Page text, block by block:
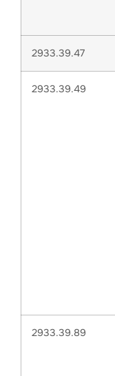
2933.39.47
2933.39.49
2933.39.89